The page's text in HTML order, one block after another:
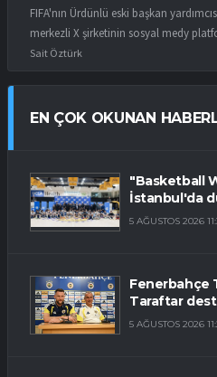
FIFA'nın Ürdünlü eski başkan
merkezli X şirketinin sosyal medy
Sait Öztürk
EN ÇOK OKUNAN
"Basketball
İstanbul'da
5 AĞUSTOS 2026
Fenerbahçe
Taraftar
5 AĞUSTOS 2026